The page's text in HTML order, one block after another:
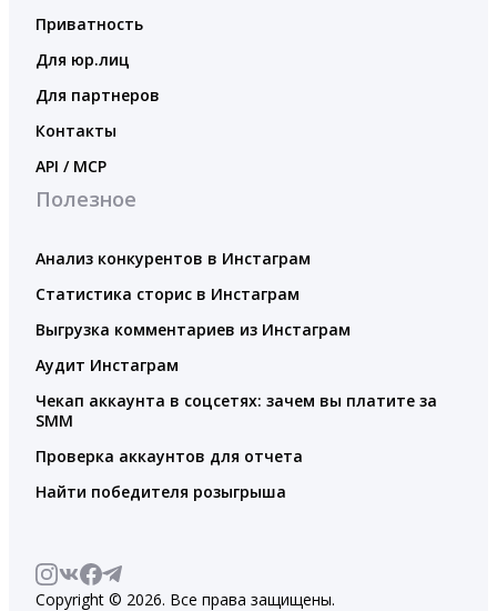
Приватность
Для юр.лиц
Для партнеров
Контакты
API / MCP
Полезное
Анализ конкурентов в Инстаграм
Статистика сторис в Инстаграм
Выгрузка комментариев из Инстаграм
Аудит Инстаграм
Чекап аккаунта в соцсетях: зачем вы платите за
SMM
Проверка аккаунтов для отчета
Найти победителя розыгрыша
Copyright © 2026. Все права защищены.